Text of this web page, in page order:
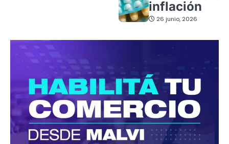
inflación
26 junio, 2026